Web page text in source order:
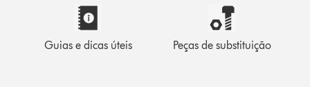
Guias e dicas úteis Peças de substituição